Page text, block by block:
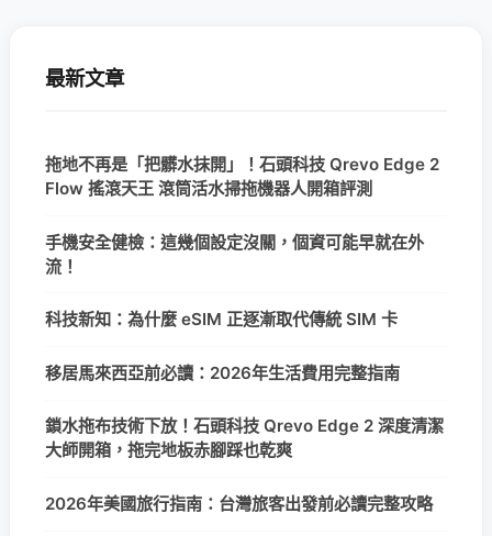
最新文章
拖地不再是「把髒水抹開」！石頭科技 Qrevo Edge 2
Flow 搖滾天王 滾筒活水掃拖機器人開箱評測
手機安全健檢：這幾個設定沒關，個資可能早就在外
流！
科技新知：為什麼 eSIM 正逐漸取代傳統 SIM 卡
移居馬來西亞前必讀：2026年生活費用完整指南
鎖水拖布技術下放！石頭科技 Qrevo Edge 2 深度清潔
大師開箱，拖完地板赤腳踩也乾爽
2026年美國旅行指南：台灣旅客出發前必讀完整攻略